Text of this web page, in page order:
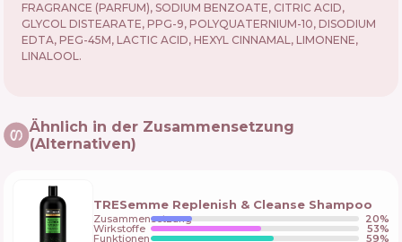
FRAGRANCE (PARFUM), SODIUM BENZOATE, CITRIC ACID,
GLYCOL DISTEARATE, PPG-9, POLYQUATERNIUM-10, DISODIUM
EDTA, PEG-45M, LACTIC ACID, HEXYL CINNAMAL, LIMONENE,
LINALOOL.
Ähnlich in der Zusammensetzung
(Alternativen)
TRESemme Replenish & Cleanse Shampoo
Zusammensetzung 20%
Wirkstoffe 53%
Funktionen 59%